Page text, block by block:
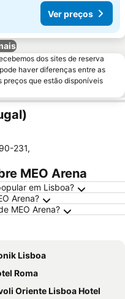
Ver preços
dos sites de reserva
haver diferenças entre as
preços que estão disponíveis
231,
MEO Arena
em Lisboa?
Arena?
MEO Arena?
Lisboa
Roma
Oriente Lisboa Hotel